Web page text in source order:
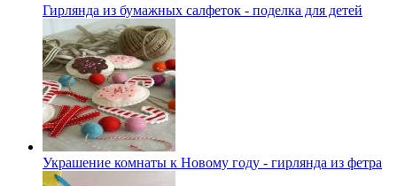
Гирлянда из бумажных салфеток - поделка для детей
Украшение комнаты к Новому году - гирлянда из фетра